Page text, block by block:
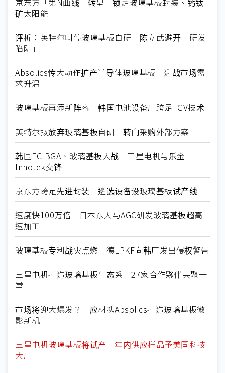
矿太阳能
评析：英特尔叫停玻璃基板自研 陈立武避开「研发
陷阱」
Absolics传大动作扩产半导体玻璃基板 迎战市场需
求升温
玻璃基板再添新阵容 韩国电池设备厂跨足TGV技术
英特尔拟放弃玻璃基板自研 转向采购外部方案
韩国FC-BGA、玻璃基板大战 三星电机与乐金
Innotek交锋
京东方跨足先进封装 遴选设备设玻璃基板试产线
速度快100万倍 日本东大与AGC研发玻璃基板超高
速加工
玻璃基板专利战火点燃 德LPKF向韩厂发出侵权警告
三星电机打造玻璃基板生态系 27家合作夥伴共聚一
堂
市场将迎大爆发？ 应材携Absolics打造玻璃基板微
影新机
三星电机玻璃基板将试产 年内供应样品予美国科技
大厂